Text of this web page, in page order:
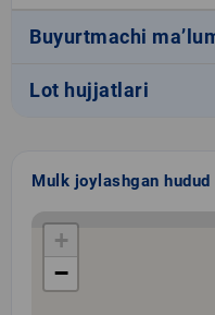
Buyurtmachi
Lot hujjatlari
Mulk joylashgan hudud
+
−